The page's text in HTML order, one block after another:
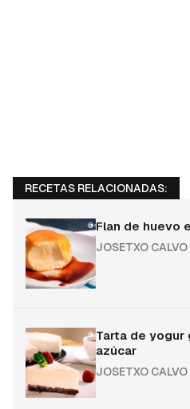
RECETAS RELACIONADAS:
Flan de huevo
JOSETXO CALVO
Tarta de yogur
azúcar
JOSETXO CALVO